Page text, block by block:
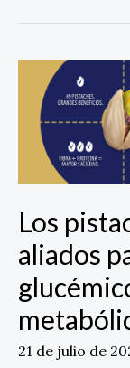
Los
aliados
21 de julio de
pistaches
destacan
como
aliados
control
glucémico
y
la
metabólica